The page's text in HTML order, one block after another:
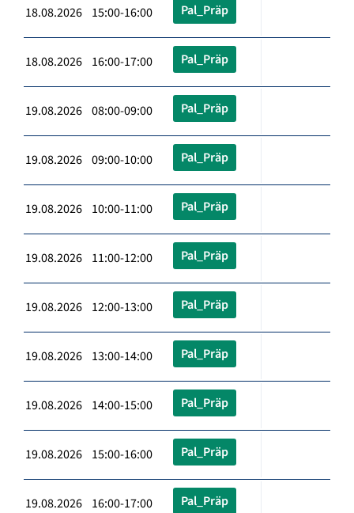
18.08.2026 15:00-16:00 Pal_Präp
18.08.2026 16:00-17:00 Pal_Präp
19.08.2026 08:00-09:00 Pal_Präp
19.08.2026 09:00-10:00 Pal_Präp
19.08.2026 10:00-11:00 Pal_Präp
19.08.2026 11:00-12:00 Pal_Präp
19.08.2026 12:00-13:00 Pal_Präp
19.08.2026 13:00-14:00 Pal_Präp
19.08.2026 14:00-15:00 Pal_Präp
19.08.2026 15:00-16:00 Pal_Präp
19.08.2026 16:00-17:00 Pal_Präp